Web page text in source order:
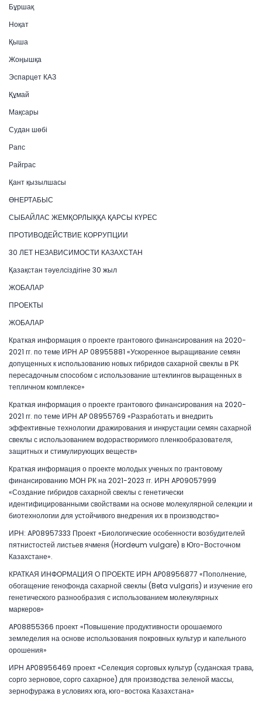
Бұршақ
Ноқат
Қыша
Жоңышқа
Эспарцет КАЗ
Құмай
Мақсары
Судан шөбі
Рапс
Райграс
Қант қызылшасы
ӨНЕРТАБЫС
СЫБАЙЛАС ЖЕМҚОРЛЫҚҚА ҚАРСЫ КҮРЕС
ПРОТИВОДЕЙСТВИЕ КОРРУПЦИИ
30 ЛЕТ НЕЗАВИСИМОСТИ КАЗАХСТАН
Қазақстан тәуелсіздігіне 30 жыл
ЖОБАЛАР
ПРОЕКТЫ
ЖОБАЛАР
Краткая информация о проекте грантового финансирования на 2020-
2021 гг. по теме ИРН АР 08955881 «Ускоренное выращивание семян
допущенных к использованию новых гибридов сахарной свеклы в РК
пересадочным способом с использование штеклингов выращенных в
тепличном комплексе»
Краткая информация о проекте грантового финансирования на 2020-
2021 гг. по теме ИРН AP 08955769 «Разработать и внедрить
эффективные технологии дражирования и инкрустации семян сахарной
свеклы с использованием водорастворимого пленкообразователя,
защитных и стимулирующих веществ»
Краткая информация о проекте молодых ученых по грантовому
финансированию МОН РК на 2021-2023 гг. ИРН AP09057999
«Создание гибридов сахарной свеклы с генетически
идентифицированными свойствами на основе молекулярной селекции и
биотехнологии для устойчивого внедрения их в производство»
ИРН: AP08957333 Проект «Биологические особенности возбудителей
пятнистостей листьев ячменя (Hordeum vulgare) в Юго-Восточном
Казахстане».
КРАТКАЯ ИНФОРМАЦИЯ О ПРОЕКТЕ ИРН AP08956877 «Пополнение,
обогащение генофонда сахарной свеклы (Beta vulgaris) и изучение его
генетического разнообразия с использованием молекулярных
маркеров»
AP08855366 проект «Повышение продуктивности орошаемого
земледелия на основе использования покровных культур и капельного
орошения»
ИРН AP08956469 проект «Селекция сорговых культур (суданская трава,
сорго зерновое, сорго сахарное) для производства зеленой массы,
зернофуража в условиях юга, юго-востока Казахстана»